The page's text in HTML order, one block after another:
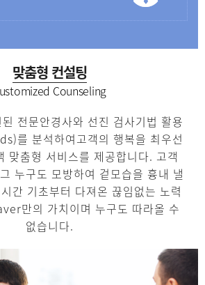
맞춤형 컨설팅
Counseling
전문안경사와 선진 검사기법 활용
를 분석하여고객의 행복을 최우선
맞춤형 서비스를 제공합니다. 고객
누구도 모방하여 겉모습을 흉내 낼
간 기초부터 다져온 끊임없는 노력
만의 가치이며 누구도 따라올 수
없습니다.